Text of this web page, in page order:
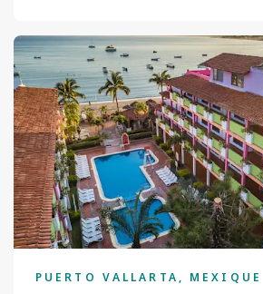
PUERTO VALLARTA, MEXIQUE